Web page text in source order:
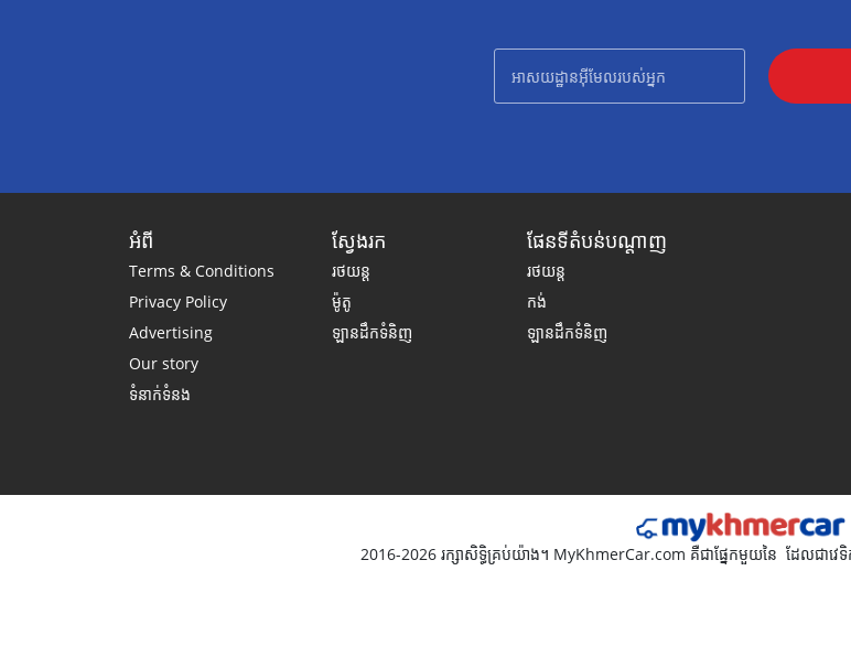
អំពី
Terms & Conditions
Privacy Policy
Advertising
Our story
ទំនាក់ទំនង
ស្វែងរក
រថយន្ត
ម៉ូតូ
ឡានដឹកទំនិញ
ផែនទីតំបន់បណ្តាញ
រថយន្ត
កង់
ឡានដឹកទំនិញ
2016-2026 រក្សាសិទ្ធិគ្រប់យ៉ាង។ MyKhmerCar.com គឺជាផ្នែកមួយនៃ ដែលជាវេ